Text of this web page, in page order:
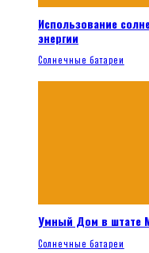
Использование
энергии
Солнечные батареи
Умный Дом в штате
Солнечные батареи